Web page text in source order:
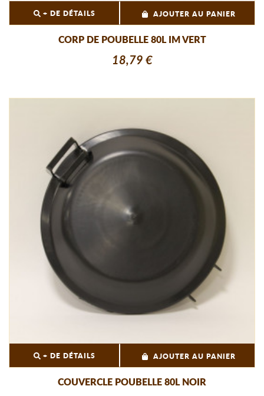
+ DE DÉTAILS AJOUTER AU PANIER
CORP DE POUBELLE 80L IM VERT
18,79 €
+ DE DÉTAILS AJOUTER AU PANIER
COUVERCLE POUBELLE 80L NOIR